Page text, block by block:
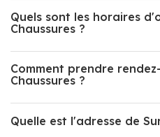
Quels sont les horaires
Chaussures ?
Comment prendre
Chaussures ?
Quelle est l'adresse de